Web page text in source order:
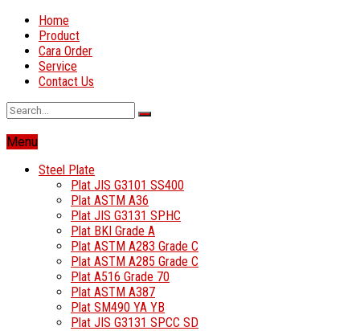
Home
Product
Cara Order
Service
Contact Us
Menu
Steel Plate
Plat JIS G3101 SS400
Plat ASTM A36
Plat JIS G3131 SPHC
Plat BKI Grade A
Plat ASTM A283 Grade C
Plat ASTM A285 Grade C
Plat A516 Grade 70
Plat ASTM A387
Plat SM490 YA YB
Plat JIS G3131 SPCC SD